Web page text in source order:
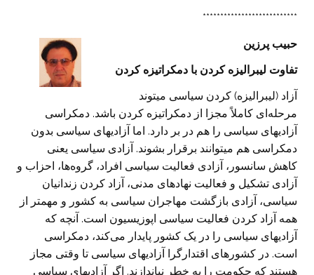
***************************
حبیب پرزین
تفاوت لیبرالیزه کردن با دمکراتیزه کردن
آزاد (لیبرالیزه) کردن سیاسی میتوند
مرحله‌ای کاملاً مجزا از دمکراتیزه کردن باشد. دمکراسی
آزادیهای سیاسی را هم در بر دارد. اما آزادیهای سیاسی بدون
دمکراسی هم میتوانند برقرار بشوند. آزادی سیاسی یعنی
کاهش سانسور، آزادی فعالیت سیاسی افراد، گروه‌ها، احزاب و
آزادی تشکیل و فعالیت نهادهای مدنی، آزاد کردن زندانیان
سیاسی، آزادی بازگشت مهاجران سیاسی به کشور و مهمتر از
همه آزاد کردن فعالیت سیاسی اپوزیسیون است. آنچه که
آزادیهای سیاسی را در یک کشور پایدار می‌کند، دمکراسی
است. در کشورهای اقتدارگرا آزادیهای سیاسی تا وقتی مجاز
هستند که حکومت را به خطر نیاندازند. اگر آزادیهای سیاسی